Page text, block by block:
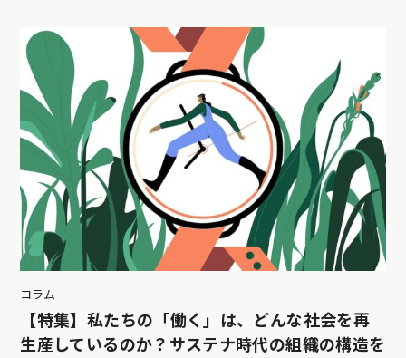
コラム
【特集】私たちの「働く」は、どんな社会を再
生産しているのか？サステナ時代の組織の構造を